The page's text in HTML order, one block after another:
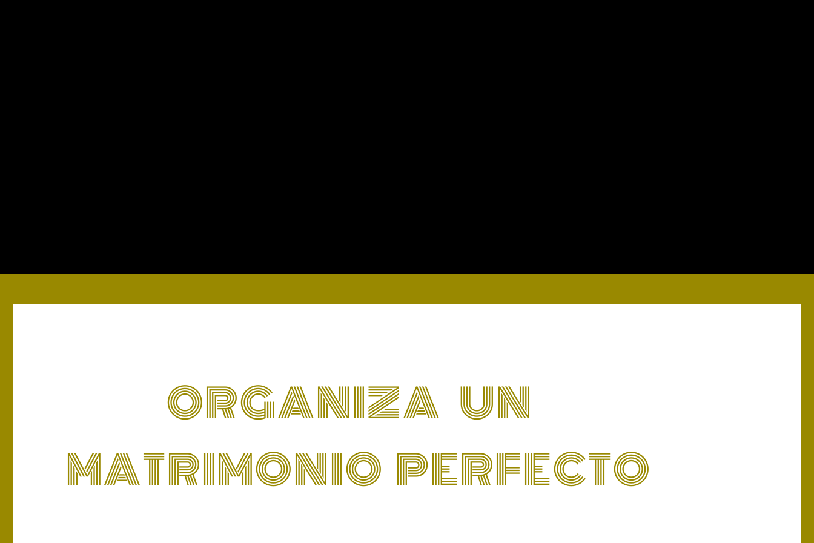
ORGANIZA UN
MATRIMONIO PERFECTO